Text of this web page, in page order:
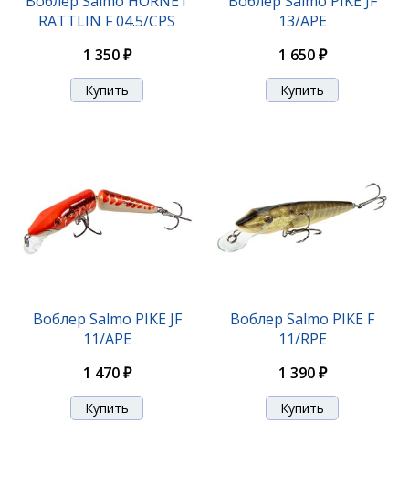
RATTLIN F 04.5/CPS
1 350 ₽
13/APE
1 650 ₽
Воблер Salmo PIKE JF
11/APE
1 470 ₽
Воблер Salmo PIKE F
11/RPE
1 390 ₽